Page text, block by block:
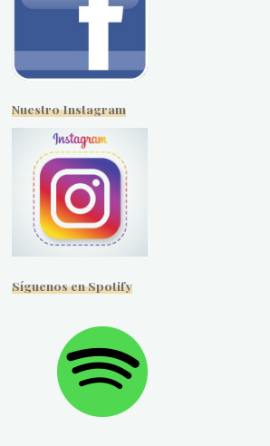
Nuestro Instagram
Síguenos en Spotify